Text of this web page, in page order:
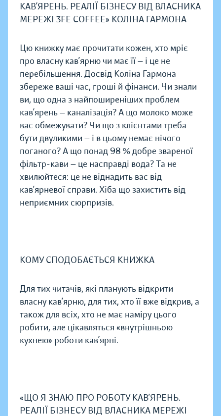
КАВ’ЯРЕНЬ. РЕАЛІЇ БІЗНЕСУ ВІД ВЛАСНИКА
МЕРЕЖІ 3FE COFFEE» КОЛІНА ГАРМОНА
Цю книжку має прочитати кожен, хто мріє
про власну кав’ярню чи має її — і це не
перебільшення. Досвід Коліна Гармона
збереже ваші час, гроші й фінанси. Чи знали
ви, що одна з найпоширеніших проблем
кав’ярень — каналізація? А що молоко може
вас обмежувати? Чи що з клієнтами треба
бути двуликими — і в цьому немає нічого
поганого? А що понад 98 % добре звареної
фільтр-кави — це насправді вода? Та не
хвилюйтеся: це не віднадить вас від
кав’ярневої справи. Хіба що захистить від
неприємних сюрпризів.
КОМУ СПОДОБАЄТЬСЯ КНИЖКА
Для тих читачів, які планують відкрити
власну кав’ярню, для тих, хто її вже відкрив, а
також для всіх, хто не має наміру цього
робити, але цікавляться «внутрішньою
кухнею» роботи кав’ярні.
«ЩО Я ЗНАЮ ПРО РОБОТУ КАВ’ЯРЕНЬ.
РЕАЛІЇ БІЗНЕСУ ВІД ВЛАСНИКА МЕРЕЖІ